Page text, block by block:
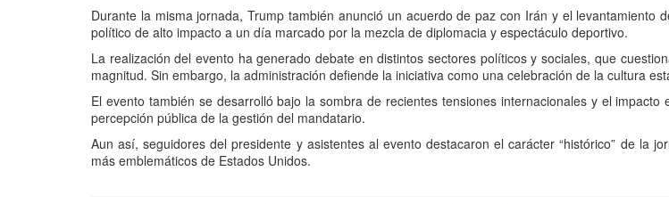
Durante la misma jornada, Trump también anunció un acuerdo de paz con Irán y el
político de alto impacto a un día marcado por la mezcla de diplomacia y espectáculo deportivo.
La realización del evento ha generado debate en distintos sectores políticos y sociales, que
magnitud. Sin embargo, la administración defiende la iniciativa como una celebración de la cultura
El evento también se desarrolló bajo la sombra de recientes tensiones internacionales y el
percepción pública de la gestión del mandatario.
Aun así, seguidores del presidente y asistentes al evento destacaron el carácter “histórico” de la
más emblemáticos de Estados Unidos.